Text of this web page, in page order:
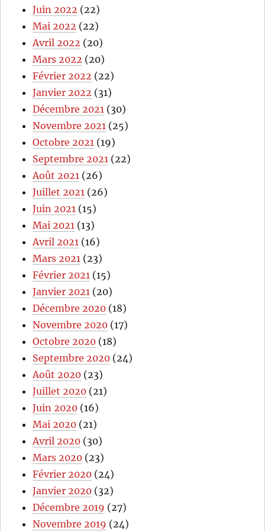
Juin 2022 (22)
Mai 2022 (22)
Avril 2022 (20)
Mars 2022 (20)
Février 2022 (22)
Janvier 2022 (31)
Décembre 2021 (30)
Novembre 2021 (25)
Octobre 2021 (19)
Septembre 2021 (22)
Août 2021 (26)
Juillet 2021 (26)
Juin 2021 (15)
Mai 2021 (13)
Avril 2021 (16)
Mars 2021 (23)
Février 2021 (15)
Janvier 2021 (20)
Décembre 2020 (18)
Novembre 2020 (17)
Octobre 2020 (18)
Septembre 2020 (24)
Août 2020 (23)
Juillet 2020 (21)
Juin 2020 (16)
Mai 2020 (21)
Avril 2020 (30)
Mars 2020 (23)
Février 2020 (24)
Janvier 2020 (32)
Décembre 2019 (27)
Novembre 2019 (24)